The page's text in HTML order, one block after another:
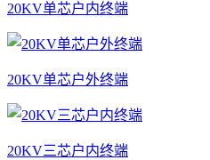
20KV单芯户内终端
20KV单芯户外终端
20KV三芯户内终端